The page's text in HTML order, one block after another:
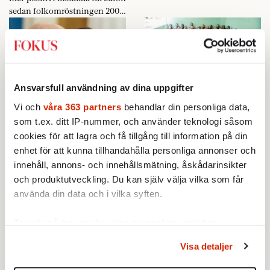
Ansvarsfull användning av dina uppgifter
Vi och våra 363 partners behandlar din personliga data,
som t.ex. ditt IP-nummer, och använder teknologi såsom
cookies för att lagra och få tillgång till information på din
enhet för att kunna tillhandahålla personliga annonser och
innehåll, annons- och innehållsmätning, åskådarinsikter
och produktutveckling. Du kan själv välja vilka som får
använda din data och i vilka syften.
Ta reda på mer om hur dina personliga uppgifter
Du kan ändra eller dra tillbaka ditt samtycke när som
helst från cookie-förklaringen.
Visa detaljer
sedan folkomröstningen 2003.
Tvärtom.
Mordhot och
Rysslandsbesök
11 MARS 2010
Uppgifterna om att sju
mot den svenske konstnären
Lars Vilks blev en stor nyhet. I
till den kontroversiella
Fler blodbad väntas i
Jos
11 MARS 2010
Återigen har muslimer och
kristna drabbat samman. Men
konflikten handlar om mer än
religion.
Vem hotar vem?
REDAKTIONSBLOGGEN
Lars Vilks ska självklart få rita
vilka teckningar han vill och
varje tidning ska kunna